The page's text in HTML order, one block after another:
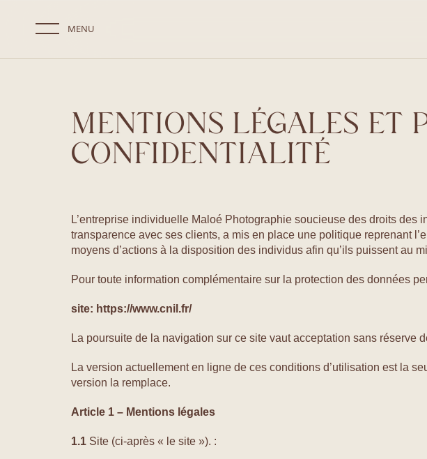
MENU
MENTIONS LÉGALES ET
CONFIDENTIALITÉ
L’entreprise individuelle Maloé Photographie soucieuse des droits
transparence avec ses clients, a mis en place une politique reprenant
moyens d’actions à la disposition des individus afin qu’ils puissent au
Pour toute information complémentaire sur la protection des données
site: https://www.cnil.fr/
La poursuite de la navigation sur ce site vaut acceptation sans réserve
La version actuellement en ligne de ces conditions d’utilisation est la
version la remplace.
Article 1 – Mentions légales
1.1 Site (ci-après « le site »). :